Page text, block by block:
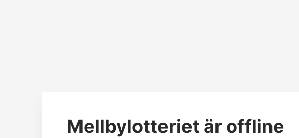
Mellbylotteriet är offline